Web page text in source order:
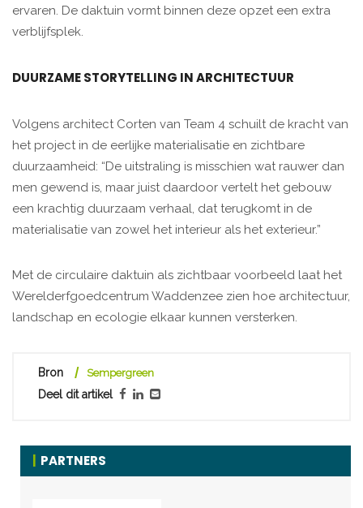
ervaren. De daktuin vormt binnen deze opzet een extra
verblijfsplek.
DUURZAME STORYTELLING IN ARCHITECTUUR
Volgens architect Corten van Team 4 schuilt de kracht van
het project in de eerlijke materialisatie en zichtbare
duurzaamheid: “De uitstraling is misschien wat rauwer dan
men gewend is, maar juist daardoor vertelt het gebouw
een krachtig duurzaam verhaal, dat terugkomt in de
materialisatie van zowel het interieur als het exterieur.”
Met de circulaire daktuin als zichtbaar voorbeeld laat het
Werelderfgoedcentrum Waddenzee zien hoe architectuur,
landschap en ecologie elkaar kunnen versterken.
Bron Sempergreen
Deel dit artikel
PARTNERS